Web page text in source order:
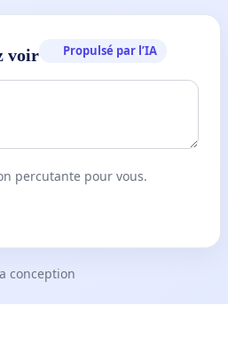
voir Propulsé par l’IA
percutante pour vous.
conception